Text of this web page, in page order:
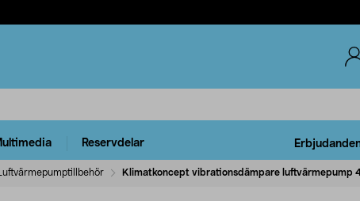
Reservdelar
Luftvärmepumptillbehör Klimatkoncept vibrationsdämpare luftvärmepump